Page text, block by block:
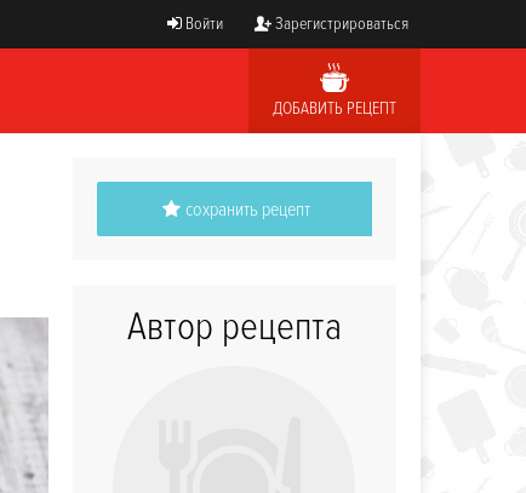
Войти Зарегистрироваться
ДОБАВИТЬ РЕЦЕПТ
сохранить рецепт
Автор рецепта